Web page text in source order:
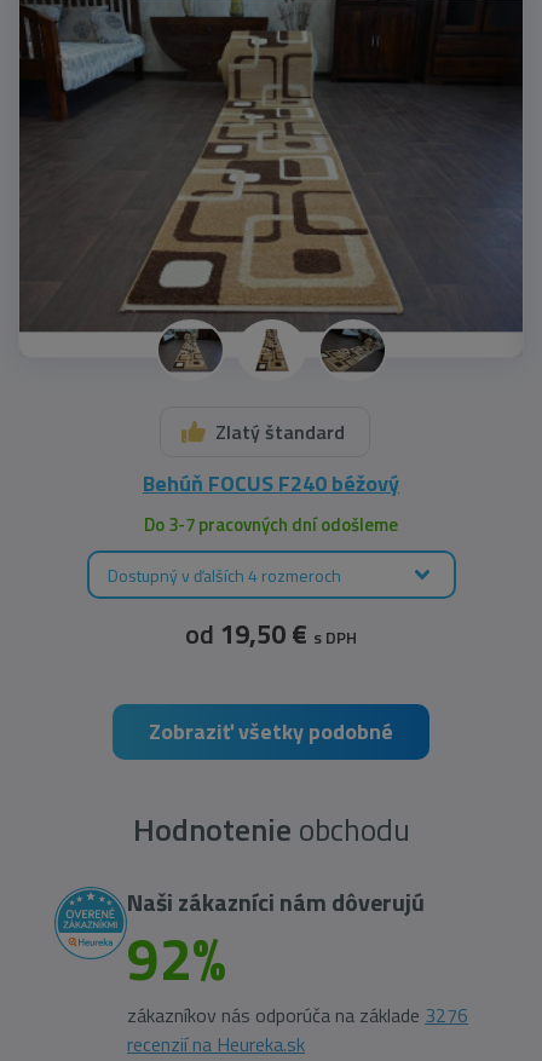
Zlatý štandard
Behúň FOCUS F240 béžový
Do 3-7 pracovných dní odošleme
Dostupný v ďalších 4 rozmeroch
od 19,50 € s DPH
Zobraziť všetky podobné
Hodnotenie obchodu
Naši zákazníci nám dôverujú
92%
zákazníkov nás odporúča na základe 3276
recenzií na Heureka.sk